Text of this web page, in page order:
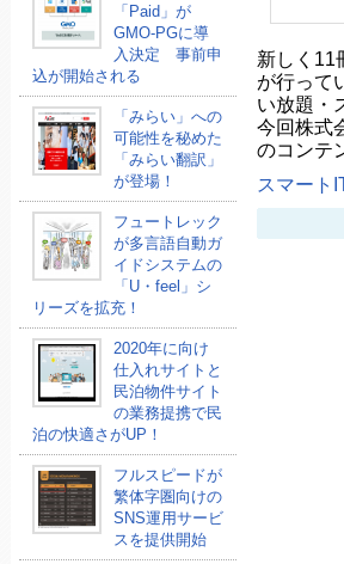
「Paid」が
GMO-PGに導
入決定 事前申
込が開始される
「みらい」への
可能性を秘めた
「みらい翻訳」
が登場！
フュートレック
が多言語自動ガ
イドシステムの
「U・feel」シ
リーズを拡充！
2020年に向け
仕入れサイトと
民泊物件サイト
の業務提携で民
泊の快適さがUP！
フルスピードが
繁体字圏向けの
SNS運用サービ
スを提供開始
新しく11
が行って
い放題・
今回株式
のコンテ
スマート